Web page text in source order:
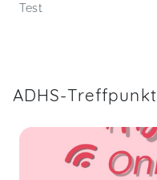
Test
ADHS-Treffpunkt